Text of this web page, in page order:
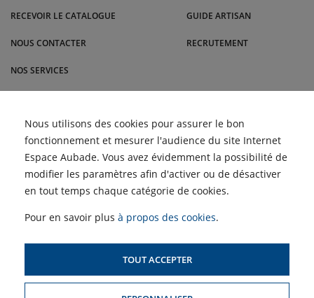
RECEVOIR LE CATALOGUE
NOUS CONTACTER
NOS SERVICES
Comment nettoyer les
filtres d'une climatisation
pour un air plus sain |
Choisir un climatiseur
adapté à son logement ?
ACTUALITÉS
Meuble et du Carrelage |
Profitez des Semaines de
GUIDE ARTISAN
RECRUTEMENT
ACCÈS PROFESSIONNELS :
SIMULATEUR D'AIDES
Nous utilisons des cookies pour assurer le bon
fonctionnement et mesurer l'audience du site Internet
Espace Aubade. Vous avez évidemment la possibilité de
modifier les paramètres afin d'activer ou de désactiver
en tout temps chaque catégorie de cookies.
Pour en savoir plus à propos des cookies.
TOUT ACCEPTER